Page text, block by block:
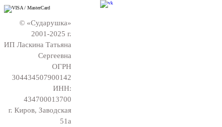
© «Сударушка»
2001-2025 г.
ИП Ласкина Татьяна
Сергеевна
ОГРН
304434507900142
ИНН:
434700013700
г. Киров, Заводская
51а